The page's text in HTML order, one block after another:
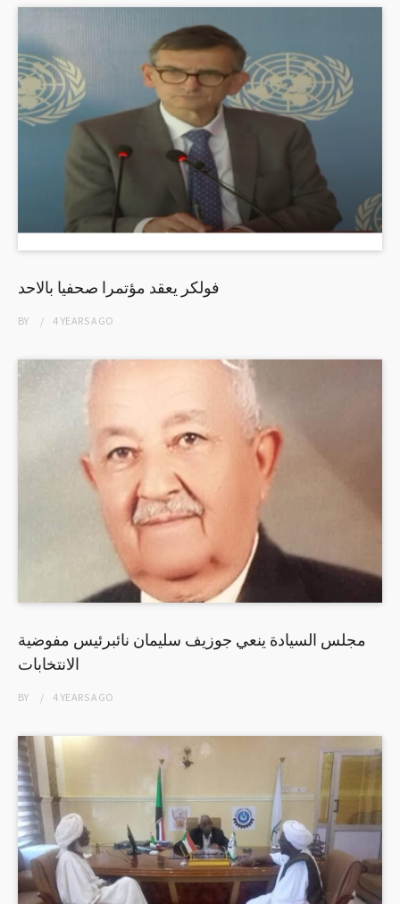
فولكر يعقد مؤتمرا صحفيا بالاحد
BY 4 YEARSAGO
مجلس السيادة ينعي جوزيف سليمان نائبرئيس مفوضية
الانتخابات
BY 4 YEARSAGO